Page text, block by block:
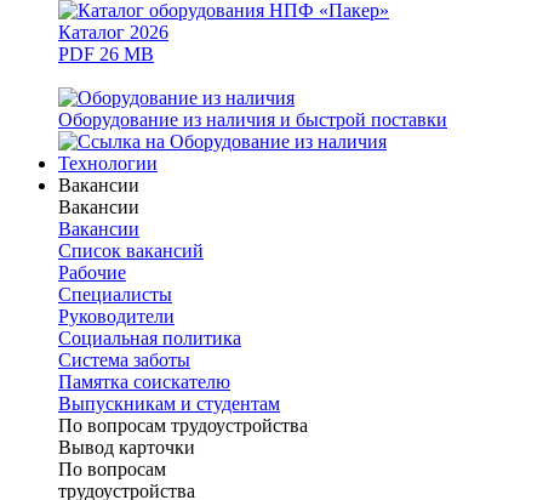
Каталог 2026
PDF 26 MB
Оборудование из наличия и быстрой поставки
Технологии
Вакансии
Вакансии
Вакансии
Список вакансий
Рабочие
Специалисты
Руководители
Cоциальная политика
Система заботы
Памятка соискателю
Выпускникам и студентам
По вопросам трудоустройства
Вывод карточки
По вопросам
трудоустройства